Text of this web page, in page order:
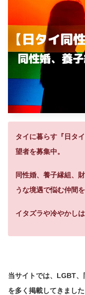
タイに暮らす『日タ
望者を募集中。
同性婚、養子縁組、
うな境遇で悩む仲間を
イタズラや冷やかしは
当サイトでは、LGBT
を多く掲載してきました